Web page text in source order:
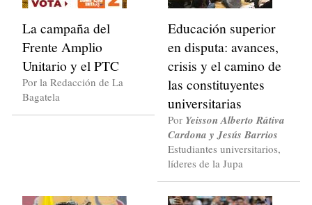
La campaña del
Frente Amplio
Unitario y el PTC
Por la Redacción de La
Bagatela
Educación superior
en disputa: avances,
crisis y el camino de
las constituyentes
universitarias
Por Yeisson Alberto Rátiva
Cardona y Jesús Barrios
Estudiantes universitarios,
líderes de la Jupa